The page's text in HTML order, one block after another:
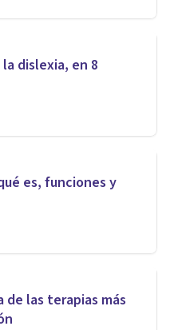
dislexia, en 8
es, funciones y
las terapias más